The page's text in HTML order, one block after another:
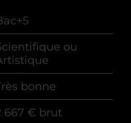
ou
bonne
667 € brut